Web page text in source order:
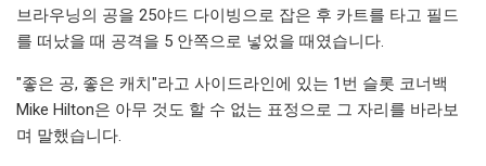
브라우닝의 공을 25야드 다이빙으로 잡은 후 카트를 타고 필드
를 떠났을 때 공격을 5 안쪽으로 넣었을 때였습니다.
"좋은 공, 좋은 캐치"라고 사이드라인에 있는 1번 슬롯 코너백
Mike Hilton은 아무 것도 할 수 없는 표정으로 그 자리를 바라보
며 말했습니다.